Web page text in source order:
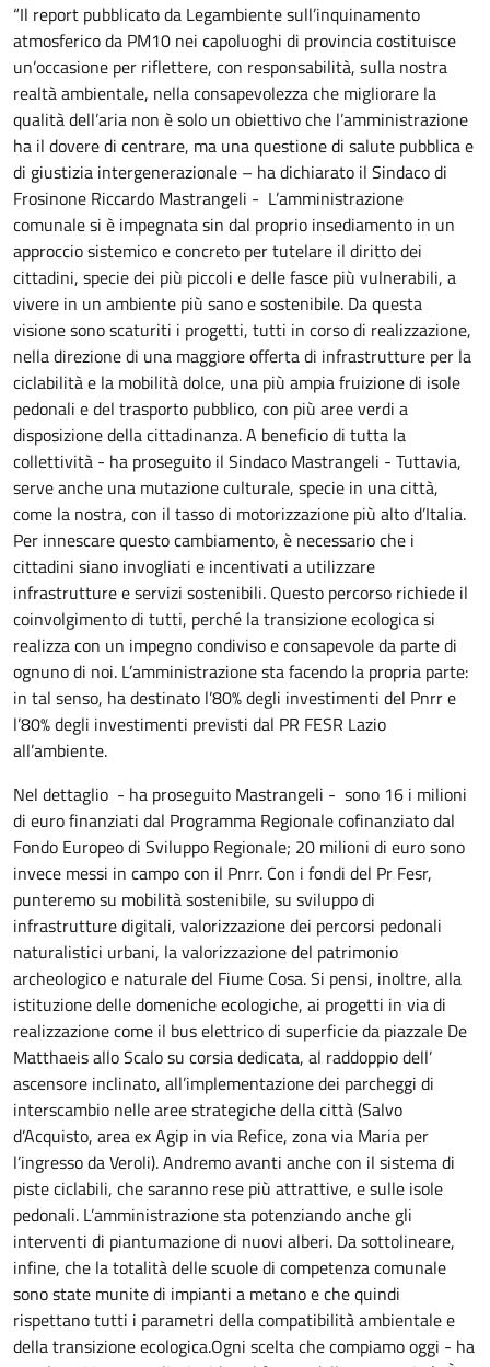
“Il report pubblicato da Legambiente sull’inquinamento
atmosferico da PM10 nei capoluoghi di provincia costituisce
un’occasione per riflettere, con responsabilità, sulla nostra
realtà ambientale, nella consapevolezza che migliorare la
qualità dell’aria non è solo un obiettivo che l’amministrazione
ha il dovere di centrare, ma una questione di salute pubblica e
di giustizia intergenerazionale – ha dichiarato il Sindaco di
Frosinone Riccardo Mastrangeli - L’amministrazione
comunale si è impegnata sin dal proprio insediamento in un
approccio sistemico e concreto per tutelare il diritto dei
cittadini, specie dei più piccoli e delle fasce più vulnerabili, a
vivere in un ambiente più sano e sostenibile. Da questa
visione sono scaturiti i progetti, tutti in corso di realizzazione,
nella direzione di una maggiore offerta di infrastrutture per la
ciclabilità e la mobilità dolce, una più ampia fruizione di isole
pedonali e del trasporto pubblico, con più aree verdi a
disposizione della cittadinanza. A beneficio di tutta la
collettività - ha proseguito il Sindaco Mastrangeli - Tuttavia,
serve anche una mutazione culturale, specie in una città,
come la nostra, con il tasso di motorizzazione più alto d’Italia.
Per innescare questo cambiamento, è necessario che i
cittadini siano invogliati e incentivati a utilizzare
infrastrutture e servizi sostenibili. Questo percorso richiede il
coinvolgimento di tutti, perché la transizione ecologica si
realizza con un impegno condiviso e consapevole da parte di
ognuno di noi. L’amministrazione sta facendo la propria parte:
in tal senso, ha destinato l’80% degli investimenti del Pnrr e
l’80% degli investimenti previsti dal PR FESR Lazio
all’ambiente.
Nel dettaglio - ha proseguito Mastrangeli - sono 16 i milioni
di euro finanziati dal Programma Regionale cofinanziato dal
Fondo Europeo di Sviluppo Regionale; 20 milioni di euro sono
invece messi in campo con il Pnrr. Con i fondi del Pr Fesr,
punteremo su mobilità sostenibile, su sviluppo di
infrastrutture digitali, valorizzazione dei percorsi pedonali
naturalistici urbani, la valorizzazione del patrimonio
archeologico e naturale del Fiume Cosa. Si pensi, inoltre, alla
istituzione delle domeniche ecologiche, ai progetti in via di
realizzazione come il bus elettrico di superficie da piazzale De
Matthaeis allo Scalo su corsia dedicata, al raddoppio dell’
ascensore inclinato, all’implementazione dei parcheggi di
interscambio nelle aree strategiche della città (Salvo
d’Acquisto, area ex Agip in via Refice, zona via Maria per
l’ingresso da Veroli). Andremo avanti anche con il sistema di
piste ciclabili, che saranno rese più attrattive, e sulle isole
pedonali. L’amministrazione sta potenziando anche gli
interventi di piantumazione di nuovi alberi. Da sottolineare,
infine, che la totalità delle scuole di competenza comunale
sono state munite di impianti a metano e che quindi
rispettano tutti i parametri della compatibilità ambientale e
della transizione ecologica.Ogni scelta che compiamo oggi - ha